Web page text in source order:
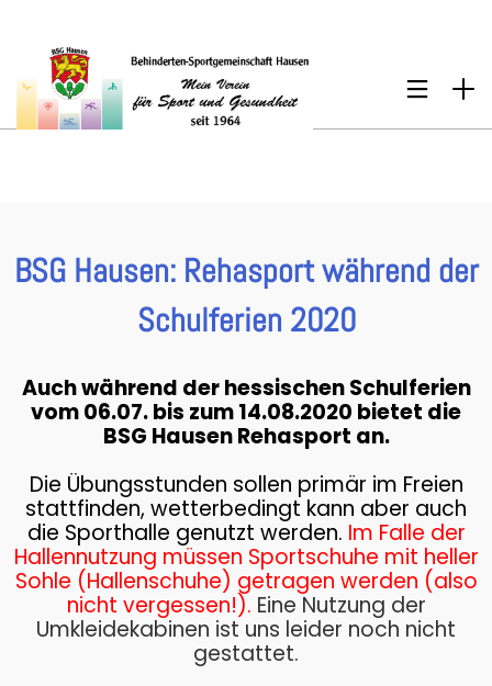
BSG Hausen: Rehasport während der
Schulferien 2020
Auch während der hessischen Schulferien
vom 06.07. bis zum 14.08.2020 bietet die
BSG Hausen Rehasport an.
Die Übungsstunden sollen primär im Freien
stattfinden, wetterbedingt kann aber auch
die Sporthalle genutzt werden. Im Falle der
Hallennutzung müssen Sportschuhe mit heller
Sohle (Hallenschuhe) getragen werden (also
nicht vergessen!). Eine Nutzung der
Umkleidekabinen ist uns leider noch nicht
gestattet.